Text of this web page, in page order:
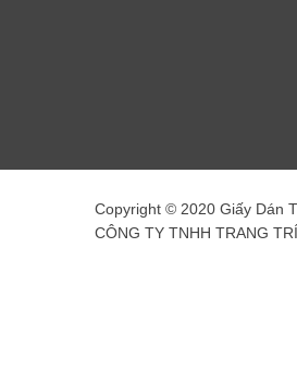
Copyright © 2020 Giấy Dán
CÔNG TY TNHH TRANG